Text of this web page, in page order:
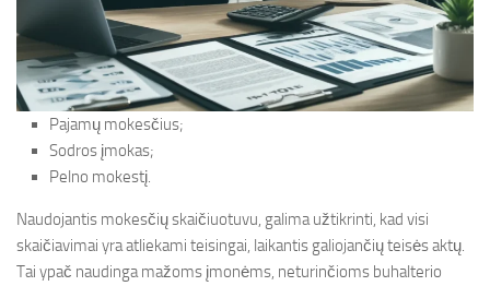
Pajamų mokesčius;
Sodros įmokas;
Pelno mokestį.
Naudojantis mokesčių skaičiuotuvu, galima užtikrinti, kad visi
skaičiavimai yra atliekami teisingai, laikantis galiojančių teisės aktų.
Tai ypač naudinga mažoms įmonėms, neturinčioms buhalterio